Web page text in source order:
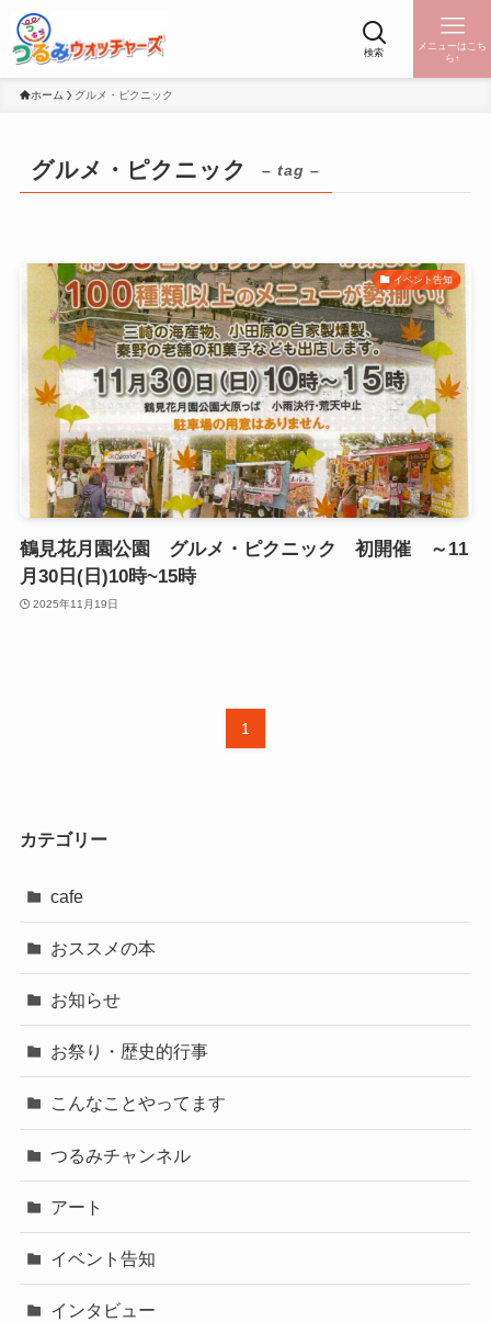
検索
メニューはこち
ら↑
ホーム グルメ・ピクニック
グルメ・ピクニック – tag –
イベント告知
鶴見花月園公園 グルメ・ピクニック 初開催 ～11
月30日(日)10時~15時
2025年11月19日
1
カテゴリー
cafe
おススメの本
お知らせ
お祭り・歴史的行事
こんなことやってます
つるみチャンネル
アート
イベント告知
インタビュー